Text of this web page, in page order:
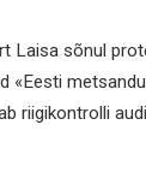
Laisa sõnul
«Eesti
riigikontrolli